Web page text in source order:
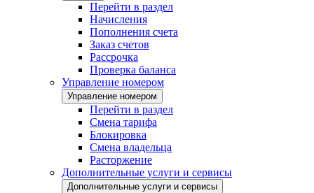
Перейти в раздел
Начисления
Пополнения счета
Заказ счетов
Рассрочка
Проверка баланса
Управление номером
Управление номером
Перейти в раздел
Смена тарифа
Блокировка
Смена владельца
Расторжение
Дополнительные услуги и сервисы
Дополнительные услуги и сервисы